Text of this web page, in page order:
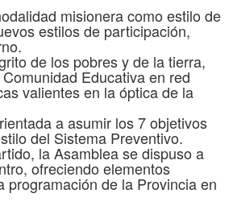
misionera como estilo de
estilos de participación,
de los pobres y de la tierra,
Educativa en red
valientes en la óptica de la
a asumir los 7 objetivos
del Sistema Preventivo.
la Asamblea se dispuso a
ofreciendo elementos
programación de la Provincia en